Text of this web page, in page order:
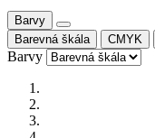
Barvy
Barevná škála
CMYK
Barvy